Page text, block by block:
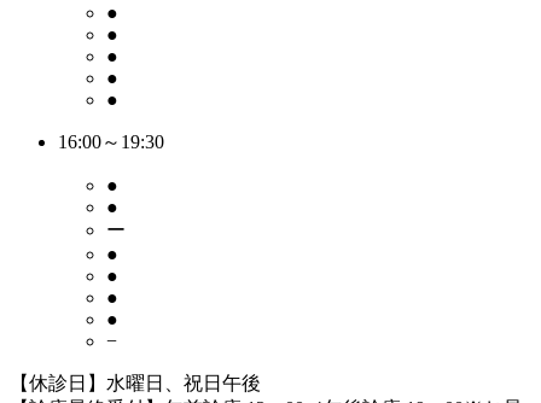
●
●
●
●
●
16:00～19:30
●
●
ー
●
●
●
●
−
【休診日】水曜日、祝日午後